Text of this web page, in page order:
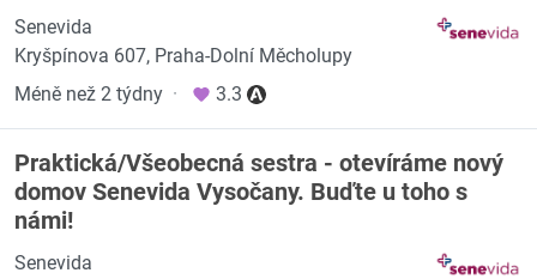
Senevida
Kryšpínova 607, Praha-Dolní Měcholupy
Méně než 2 týdny · 3.3
Praktická/Všeobecná sestra - otevíráme nový
domov Senevida Vysočany. Buďte u toho s
námi!
Senevida